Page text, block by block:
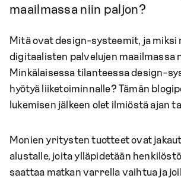
maailmassa niin paljon?
Mitä ovat design-systeemit, ja miksi
digitaalisten palvelujen maailmassa
Minkälaisessa tilanteessa design-
hyötyä liiketoiminnalle? Tämän
lukemisen jälkeen olet ilmiöstä ajan
Monien yritysten tuotteet ovat
alustalle, joita ylläpidetään
saattaa matkan varrella vaihtua ja